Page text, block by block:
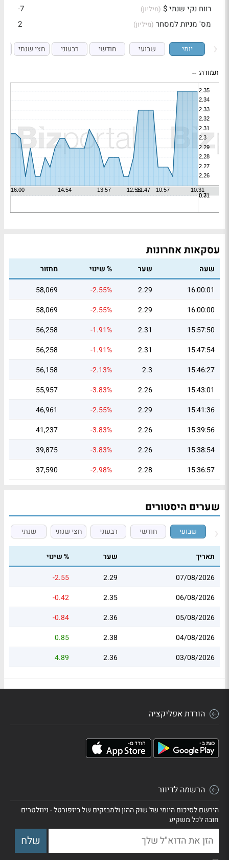
רווח נקי שנתי $ (מיליון)
-7
מס' מניות למסחר (מיליון) 2
יומי שבועי חודשי רבעוני חצי שנתי
תמורה: --
עסקאות אחרונות
שעה שער % שינוי
מחזור
16:00:01
2.29
-2.55%
58,069
16:00:00
2.29
-2.55%
58,069
15:57:50
2.31
-1.91%
56,258
15:47:54
2.31
-1.91%
56,258
15:46:27
2.3
-2.13%
56,158
15:43:01
2.26
-3.83%
55,957
15:41:36
2.29
-2.55%
46,961
15:39:56
2.26
-3.83%
41,237
15:38:54
2.26
-3.83%
39,875
15:36:57
2.28
-2.98%
37,590
שערים היסטורים
שבועי חודשי רבעוני חצי שנתי שנתי
תאריך שער
% שינוי
07/08/2026
2.29
-2.55
06/08/2026
2.35
-0.42
05/08/2026
2.36
-0.84
04/08/2026
2.38
0.85
03/08/2026
2.36
4.89
הורדת אפליקציה
הרשמה לדיוור
הירשם לסיכום היומי של שוק ההון ולמבזקים של ביזפורטל - ניוזלטרים
חובה לכל משקיע